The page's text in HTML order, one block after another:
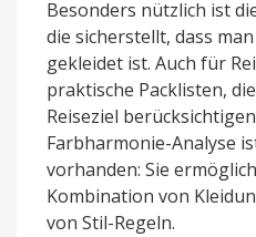
Besonders nützlich ist
die sicherstellt, dass
gekleidet ist. Auch für
praktische Packlisten,
Reiseziel
Farbharmonie-Analyse
vorhanden: Sie
Kombination von
von Stil-Regeln.